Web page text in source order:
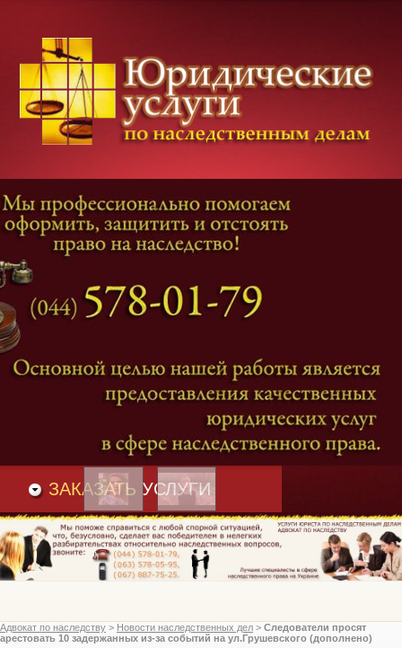
Категории дел
Наследование и Завещание
Оформление наследства
Оспаривание наследства
Адвокат наследственные дела
и Вакансии
ЗАКАЗАТЬ УСЛУГИ
Адвокат по наследству > Новости наследственных дел > Следователи просят
арестовать 10 задержанных из-за событий на ул.Грушевского (дополнено)